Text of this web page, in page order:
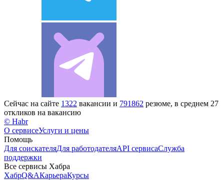
Сейчас на сайте 1322 вакансии и 791862 резюме, в среднем 27
откликов на вакансию
© Habr
О сервисеУслуги и цены
Помощь
Для соискателяДля работодателяAPI сервисаСлужба
поддержки
Все сервисы Хабра
ХабрQ&AКарьераКурсы